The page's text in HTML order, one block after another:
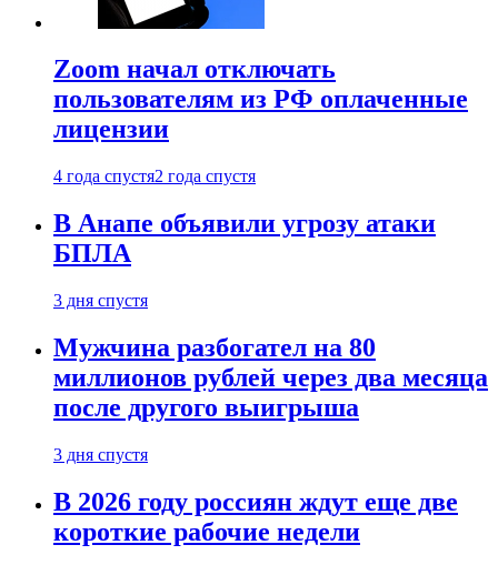
Zoom начал отключать
пользователям из РФ оплаченные
лицензии
4 года спустя2 года спустя
В Анапе объявили угрозу атаки
БПЛА
3 дня спустя
Мужчина разбогател на 80
миллионов рублей через два месяца
после другого выигрыша
3 дня спустя
В 2026 году россиян ждут еще две
короткие рабочие недели